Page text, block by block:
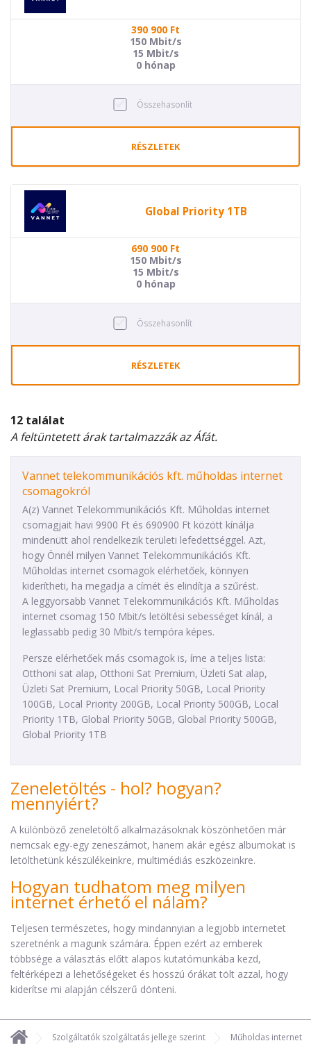
390 900 Ft
150 Mbit/s
15 Mbit/s
0 hónap
Összehasonlít
RÉSZLETEK
Global Priority 1TB
690 900 Ft
150 Mbit/s
15 Mbit/s
0 hónap
Összehasonlít
RÉSZLETEK
12 találat
A feltüntetett árak tartalmazzák az Áfát.
Vannet telekommunikációs kft. műholdas internet
csomagokról
A(z) Vannet Telekommunikációs Kft. Műholdas internet
csomagjait havi 9900 Ft és 690900 Ft között kínálja
mindenütt ahol rendelkezik területi lefedettséggel. Azt,
hogy Önnél milyen Vannet Telekommunikációs Kft.
Műholdas internet csomagok elérhetőek, könnyen
kiderítheti, ha megadja a címét és elindítja a szűrést.
A leggyorsabb Vannet Telekommunikációs Kft. Műholdas
internet csomag 150 Mbit/s letöltési sebességet kínál, a
leglassabb pedig 30 Mbit/s tempóra képes.
Persze elérhetőek más csomagok is, íme a teljes lista:
Otthoni sat alap, Otthoni Sat Premium, Üzleti Sat alap,
Üzleti Sat Premium, Local Priority 50GB, Local Priority
100GB, Local Priority 200GB, Local Priority 500GB, Local
Priority 1TB, Global Priority 50GB, Global Priority 500GB,
Global Priority 1TB
Zeneletöltés - hol? hogyan?
mennyiért?
A különböző zeneletöltő alkalmazásoknak köszönhetően már
nemcsak egy-egy zeneszámot, hanem akár egész albumokat is
letölthetünk készülékeinkre, multimédiás eszközeinkre.
Hogyan tudhatom meg milyen
internet érhető el nálam?
Teljesen természetes, hogy mindannyian a legjobb internetet
szeretnénk a magunk számára. Éppen ezért az emberek
többsége a választás előtt alapos kutatómunkába kezd,
feltérképezi a lehetőségeket és hosszú órákat tölt azzal, hogy
kiderítse mi alapján célszerű dönteni.
Szolgáltatók szolgáltatás jellege szerint Műholdas internet